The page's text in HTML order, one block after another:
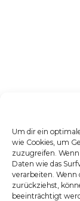
Um dir ein
wie Cookies, um
zuzugreifen.
Daten wie das
verarbeiten.
zurückziehst,
beeinträchtigt